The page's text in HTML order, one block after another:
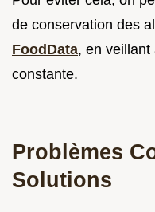
de conservation des
FoodData, en veillant
constante.
Problèmes
Solutions